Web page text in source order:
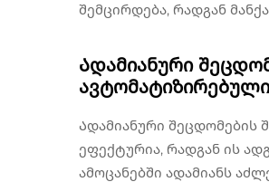
შემცირდება, რადგან
Ადამიანური
Ადამიანური შეცდომების
ეფექტურია, რადგან ის
ამოცანებში ადამიანს